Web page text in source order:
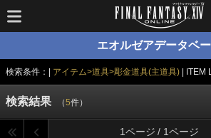
エオルゼアデータベ
検索条件：| アイテム>道具>彫金道具(主道具) | ITEM
検索結果 （5件）
1ページ / 1ページ